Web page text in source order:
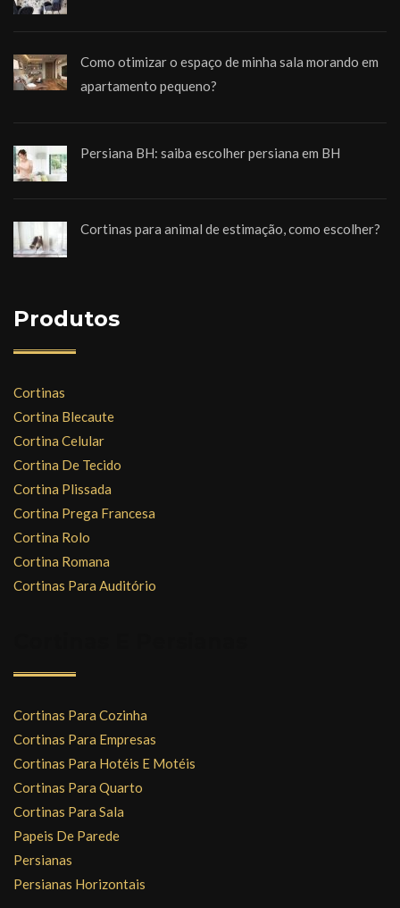
Como otimizar o espaço de minha sala morando em
apartamento pequeno?
Persiana BH: saiba escolher persiana em BH
Cortinas para animal de estimação, como escolher?
Produtos
Cortinas
Cortina Blecaute
Cortina Celular
Cortina De Tecido
Cortina Plissada
Cortina Prega Francesa
Cortina Rolo
Cortina Romana
Cortinas Para Auditório
Cortinas Para Cozinha
Cortinas Para Empresas
Cortinas Para Hotéis E Motéis
Cortinas Para Quarto
Cortinas Para Sala
Papeis De Parede
Persianas
Persianas Horizontais